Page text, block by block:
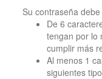
Su contraseña
De 6
tengan por lo
cumplir más
Al menos 1
siguientes